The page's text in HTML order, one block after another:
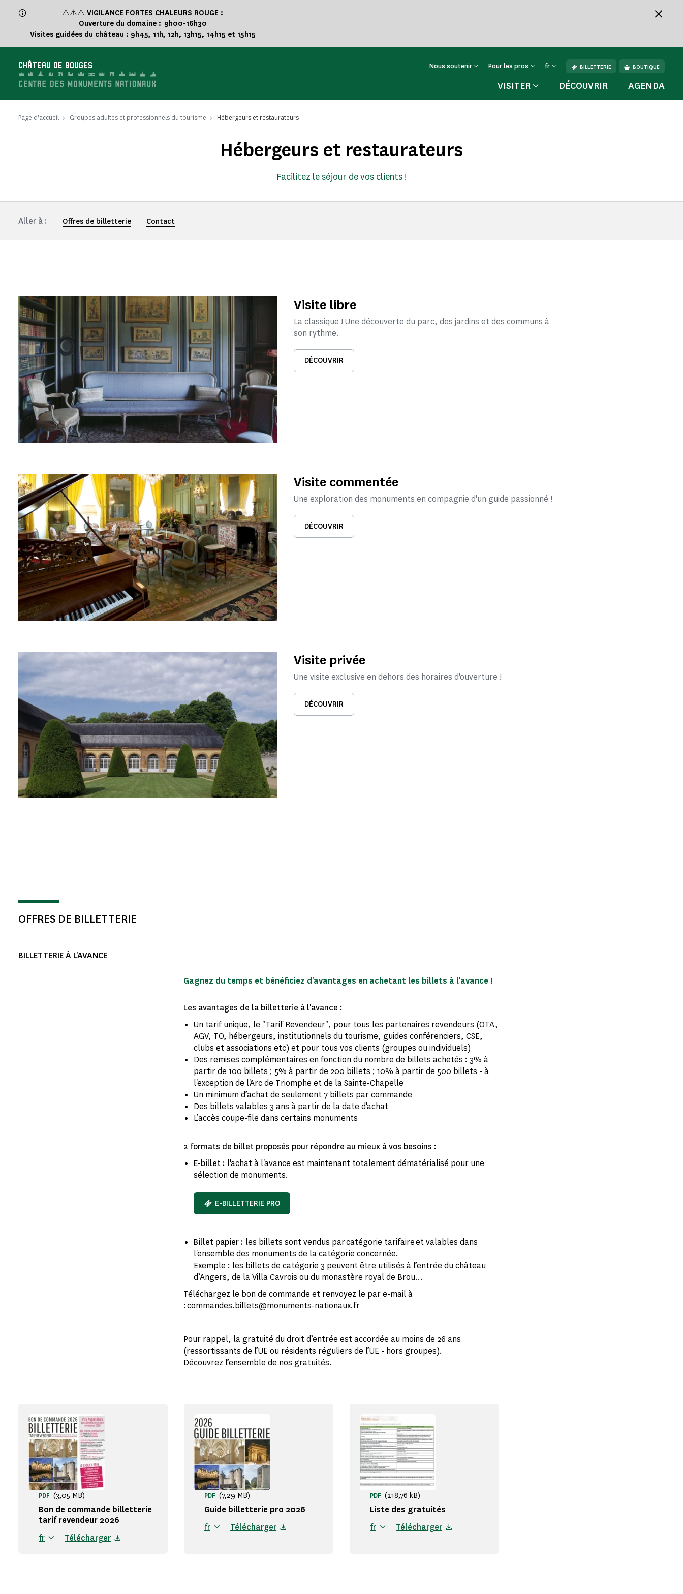
⚠️⚠️⚠️ VIGILANCE FORTES CHALEURS ROUGE :
Ouverture du domaine : 9h00-16h30
Visites guidées du château : 9h45, 11h, 12h, 13h15, 14h15 et 15h15
CHÂTEAU DE BOUGES Nous soutenir Pour les pros fr BILLETTERIE BOUTIQUE
VISITER DÉCOUVRIR AGENDA
Page d'accueil Groupes adultes et professionnels du tourisme Hébergeurs et restaurateurs
Hébergeurs et restaurateurs
Facilitez le séjour de vos clients !
Aller à : Offres de billetterie Contact
Visite libre
La classique ! Une découverte du parc, des jardins et des communs à
son rythme.
DÉCOUVRIR
Visite commentée
Une exploration des monuments en compagnie d'un guide passionné !
DÉCOUVRIR
Visite privée
Une visite exclusive en dehors des horaires d'ouverture !
DÉCOUVRIR
OFFRES DE BILLETTERIE
BILLETTERIE À L'AVANCE
Gagnez du temps et bénéficiez d'avantages en achetant les billets à l'avance !
Les avantages de la billetterie à l'avance :
Un tarif unique, le "Tarif Revendeur", pour tous les partenaires revendeurs (OTA,
AGV, TO, hébergeurs, institutionnels du tourisme, guides conférenciers, CSE,
clubs et associations etc) et pour tous vos clients (groupes ou individuels)
Des remises complémentaires en fonction du nombre de billets achetés : 3% à
partir de 100 billets ; 5% à partir de 200 billets ; 10% à partir de 500 billets - à
l'exception de l'Arc de Triomphe et de la Sainte-Chapelle
Un minimum d’achat de seulement 7 billets par commande​
Des billets valables 3 ans à partir de la date d'achat
L’accès coupe-file dans certains monuments​
2 formats de billet proposés pour répondre au mieux à vos besoins :
E-billet : l'achat à l'avance est maintenant totalement dématérialisé pour une
sélection de monuments.
E-BILLETTERIE PRO
Billet papier : les billets sont vendus par catégorie tarifaire et valables dans
l'ensemble des monuments de la catégorie concernée.
Exemple : les billets de catégorie 3 peuvent être utilisés à l’entrée du château
d’Angers, de la Villa Cavrois ou du monastère royal de Brou…
Téléchargez le bon de commande et renvoyez le par e-mail à
:commandes.billets@monuments-nationaux.fr
Pour rappel, la gratuité du droit d’entrée est accordée au moins de 26 ans
(ressortissants de l’UE ou résidents réguliers de l’UE - hors groupes).
Découvrez l’ensemble de nos gratuités.
Bon de commande billetterie
tarif revendeur 2026
PDF (3,05 MB)
fr Télécharger
Guide billetterie pro 2026
PDF (7,29 MB)
fr Télécharger
Liste des gratuités
PDF (218,76 kB)
fr Télécharger